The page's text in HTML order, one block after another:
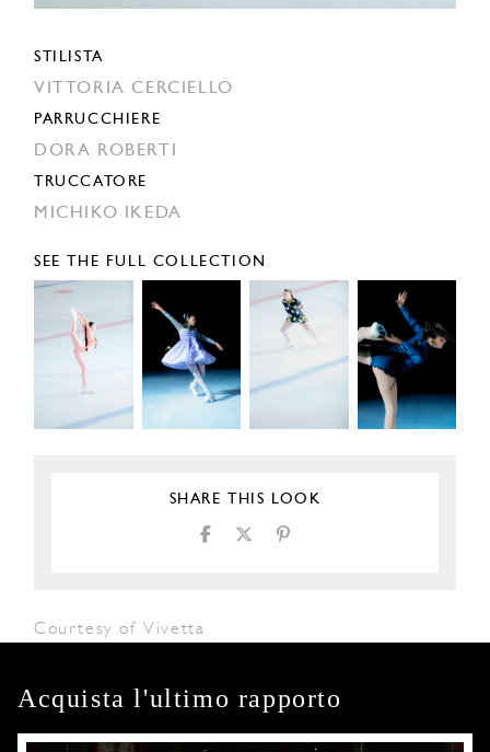
STILISTA
VITTORIA CERCIELLO
PARRUCCHIERE
DORA ROBERTI
TRUCCATORE
MICHIKO IKEDA
SEE THE FULL COLLECTION
SHARE THIS LOOK
Courtesy of Vivetta
Acquista l'ultimo rapporto